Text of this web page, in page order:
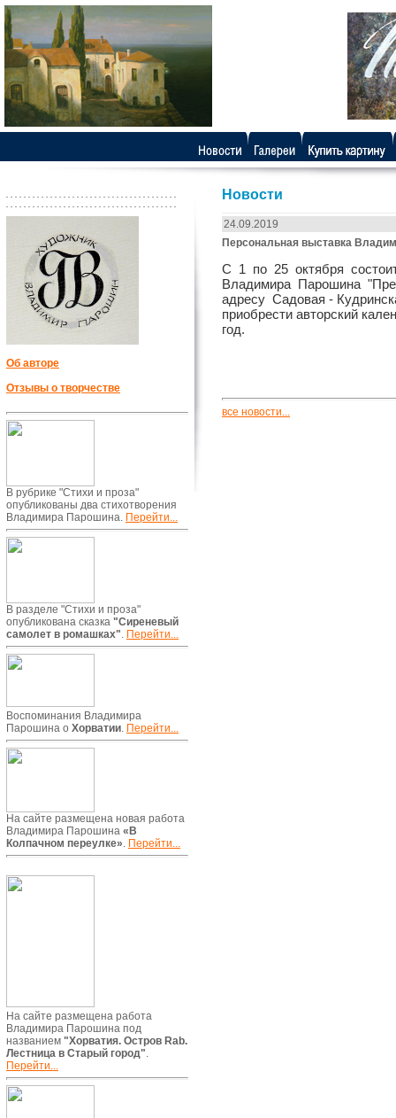
Об авторе
Отзывы о творчестве
В рубрике "Стихи и проза"
опубликованы два стихотворения
Владимира Парошина. Перейти...
В разделе "Стихи и проза"
опубликована сказка "Сиреневый
самолет в ромашках". Перейти...
Воспоминания Владимира
Парошина о Хорватии. Перейти...
На сайте размещена новая работа
Владимира Парошина «В
Колпачном переулке». Перейти...
На сайте размещена работа
Владимира Парошина под
названием "Хорватия. Остров Rab.
Лестница в Старый город".
Перейти...
Новости
24.09.2019
Персональная выставка
С 1 по 25 октября
Владимира Парошина
адресу Садовая -
приобрести авторский
год.
все новости...